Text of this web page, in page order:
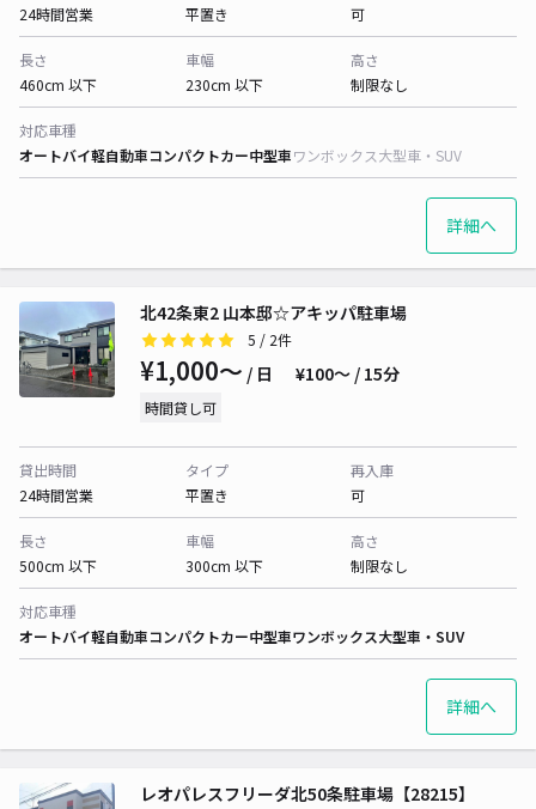
24時間営業
平置き
可
長さ
460cm 以下
車幅
230cm 以下
高さ
制限なし
対応車種
オートバイ軽自動車コンパクトカー中型車ワンボックス大型車・SUV
詳細へ
北42条東2 山本邸☆アキッパ駐車場
5 / 2件
¥1,000〜 / 日 ¥100〜 / 15分
時間貸し可
貸出時間
24時間営業
タイプ
平置き
再入庫
可
長さ
500cm 以下
車幅
300cm 以下
高さ
制限なし
対応車種
オートバイ軽自動車コンパクトカー中型車ワンボックス大型車・SUV
詳細へ
レオパレスフリーダ北50条駐車場【28215】